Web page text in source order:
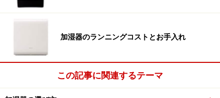
加湿器のランニングコストとお手入れ
この記事に関連するテーマ